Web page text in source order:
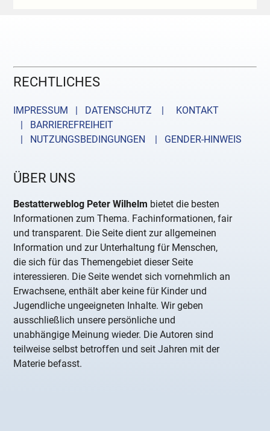
RECHTLICHES
IMPRESSUM | DATENSCHUTZ |
KONTAKT
| BARRIEREFREIHEIT
| NUTZUNGSBEDINGUNGEN
| GENDER-HINWEIS
ÜBER UNS
Bestatterweblog Peter Wilhelm bietet die besten
Informationen zum Thema. Fachinformationen, fair
und transparent. Die Seite dient zur allgemeinen
Information und zur Unterhaltung für Menschen,
die sich für das Themengebiet dieser Seite
interessieren. Die Seite wendet sich vornehmlich an
Erwachsene, enthält aber keine für Kinder und
Jugendliche ungeeigneten Inhalte. Wir geben
ausschließlich unsere persönliche und
unabhängige Meinung wieder. Die Autoren sind
teilweise selbst betroffen und seit Jahren mit der
Materie befasst.